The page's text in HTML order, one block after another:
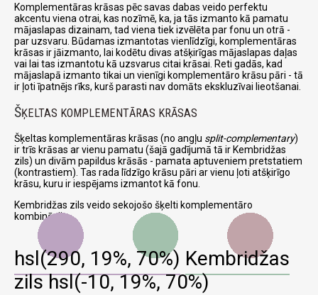
Komplementāras krāsas pēc savas dabas veido perfektu
akcentu viena otrai, kas nozīmē, ka, ja tās izmanto kā pamatu
mājaslapas dizainam, tad viena tiek izvēlēta par fonu un otrā -
par uzsvaru. Būdamas izmantotas vienlīdzīgi, komplementāras
krāsas ir jāizmanto, lai kodētu divas atšķirīgas mājaslapas daļas
vai lai tas izmantotu kā uzsvarus citai krāsai. Reti gadās, kad
mājaslapā izmanto tikai un vienīgi komplementāro krāsu pāri - tā
ir ļoti īpatnējs rīks, kurš parasti nav domāts ekskluzīvai lieotšanai.
ŠĶELTAS KOMPLEMENTĀRAS KRĀSAS
Šķeltas komplementāras krāsas (no angļu split-complementary)
ir trīs krāsas ar vienu pamatu (šajā gadījumā tā ir Kembridžas
zils) un divām papildus krāsās - pamata aptuveniem pretstatiem
(kontrastiem). Tas rada līdzīgo krāsu pāri ar vienu ļoti atšķirīgo
krāsu, kuru ir iespējams izmantot kā fonu.
Kembridžas zils veido sekojošo šķelti komplementāro
kombināciju:
hsl(290, 19%, 70%) Kembridžas
zils hsl(-10, 19%, 70%)